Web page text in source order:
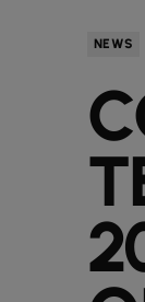
NEWS